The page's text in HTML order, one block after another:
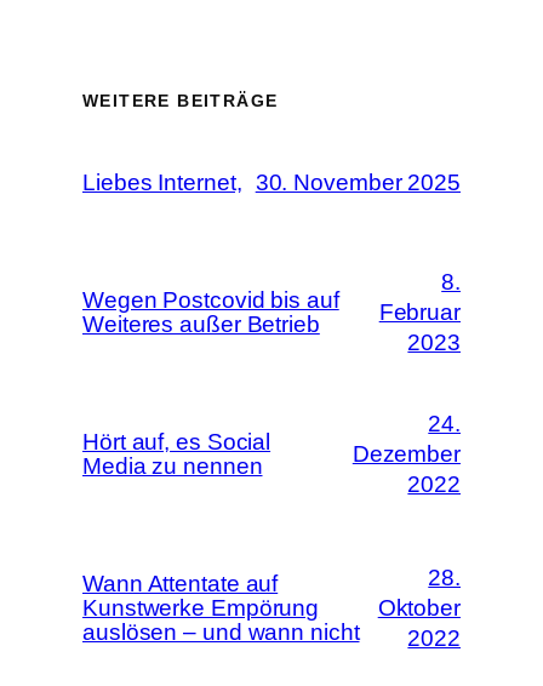
WEITERE BEITRÄGE
Liebes Internet, 30. November 2025
Wegen Postcovid bis auf
Weiteres außer Betrieb
8.
Februar
2023
Hört auf, es Social
Media zu nennen
24.
Dezember
2022
Wann Attentate auf
Kunstwerke Empörung
auslösen – und wann nicht
28.
Oktober
2022